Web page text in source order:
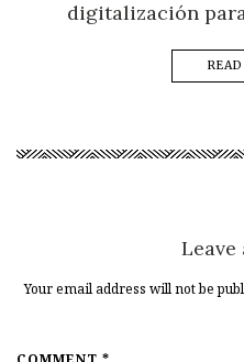
digitalización
Leave
Your email address will not be